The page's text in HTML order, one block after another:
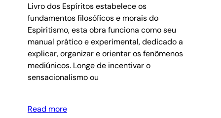
Livro dos Espíritos estabelece os
fundamentos filosóficos e morais do
Espiritismo, esta obra funciona como seu
manual prático e experimental, dedicado a
explicar, organizar e orientar os fenômenos
mediúnicos. Longe de incentivar o
sensacionalismo ou
Read more